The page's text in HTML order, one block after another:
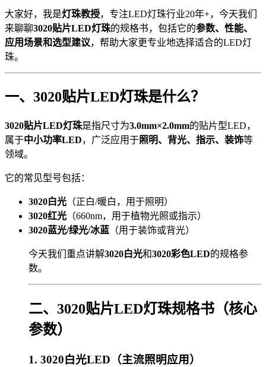
大家好，我是灯珠教授，专注LED灯珠行业20年+，今天我们
来聊聊3020贴片LED灯珠的规格书，包括它的参数、性能、
应用场景和选型建议，帮助大家更专业地选择适合的LED灯
珠。
一、3020贴片LED灯珠是什么？
3020贴片LED灯珠是指尺寸为3.0mm×2.0mm的贴片型LED，
属于中小功率LED，广泛应用于照明、背光、指示、装饰等
领域。
它的常见型号包括：
3020白光 （正白/暖白，用于照明）
3020红光 （660nm，用于植物光照或指示）
3020蓝光/绿光/冰蓝 （用于装饰或背光）
今天我们重点讲解3020白光和3020彩色LED的规格参
数。
二、3020贴片LED灯珠规格书（核心
参数）
1. 3020白光LED（主流照明应用）